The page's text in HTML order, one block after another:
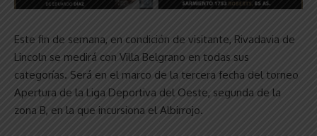
Este fin de semana, en condición de visitante, Rivadavia de
Lincoln se medirá con Villa Belgrano en todas sus
categorías. Será en el marco de la tercera fecha del torneo
Apertura de la Liga Deportiva del Oeste, segunda de la
zona B, en la que incursiona el Albirrojo.